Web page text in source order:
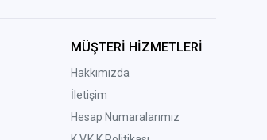
MÜŞTERİ HİZMETLERİ
Hakkımızda
İletişim
Hesap Numaralarımız